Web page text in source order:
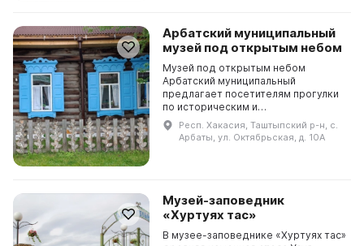
Арбатский муниципальный
музей под открытым небом
Музей под открытым небом
Арбатский муниципальный
предлагает посетителям прогулки
по историческим и
археологическим местам, где они
могут познакомиться с историей и
культурой Арбатского поселения.
Респ. Хакасия, Таштыпский р-н, с.
Арбаты, ул. Октябрьская, д. 10А
Музей-заповедник
«Хуртуях тас»
В музее-заповеднике «Хуртуях тас»